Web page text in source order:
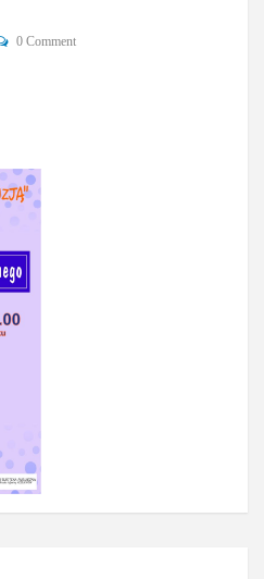
0 Comment